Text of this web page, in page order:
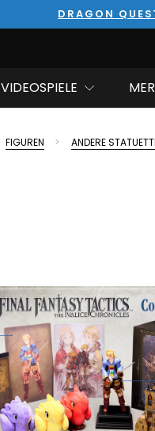
DRAGON
VIDEOSPIELE
FIGUREN ANDERE